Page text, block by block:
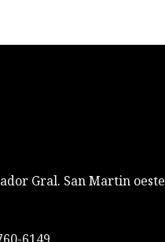
Gral. San Martin oeste